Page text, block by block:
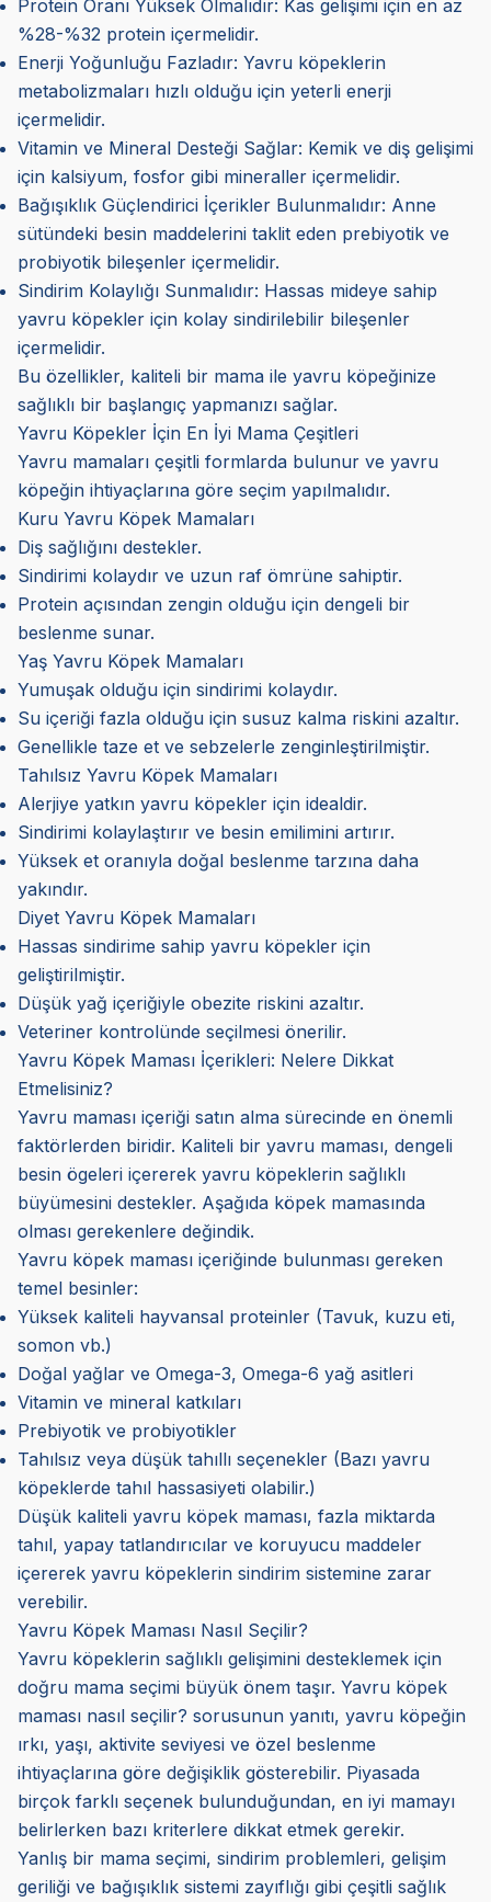
Protein Oranı Yüksek Olmalıdır: Kas gelişimi için en az
%28-%32 protein içermelidir.
Enerji Yoğunluğu Fazladır: Yavru köpeklerin
metabolizmaları hızlı olduğu için yeterli enerji
içermelidir.
Vitamin ve Mineral Desteği Sağlar: Kemik ve diş gelişimi
için kalsiyum, fosfor gibi mineraller içermelidir.
Bağışıklık Güçlendirici İçerikler Bulunmalıdır: Anne
sütündeki besin maddelerini taklit eden prebiyotik ve
probiyotik bileşenler içermelidir.
Sindirim Kolaylığı Sunmalıdır: Hassas mideye sahip
yavru köpekler için kolay sindirilebilir bileşenler
içermelidir.
Bu özellikler, kaliteli bir mama ile yavru köpeğinize
sağlıklı bir başlangıç yapmanızı sağlar.
Yavru Köpekler İçin En İyi Mama Çeşitleri
Yavru mamaları çeşitli formlarda bulunur ve yavru
köpeğin ihtiyaçlarına göre seçim yapılmalıdır.
Kuru Yavru Köpek Mamaları
Diş sağlığını destekler.
Sindirimi kolaydır ve uzun raf ömrüne sahiptir.
Protein açısından zengin olduğu için dengeli bir
beslenme sunar.
Yaş Yavru Köpek Mamaları
Yumuşak olduğu için sindirimi kolaydır.
Su içeriği fazla olduğu için susuz kalma riskini azaltır.
Genellikle taze et ve sebzelerle zenginleştirilmiştir.
Tahılsız Yavru Köpek Mamaları
Alerjiye yatkın yavru köpekler için idealdir.
Sindirimi kolaylaştırır ve besin emilimini artırır.
Yüksek et oranıyla doğal beslenme tarzına daha
yakındır.
Diyet Yavru Köpek Mamaları
Hassas sindirime sahip yavru köpekler için
geliştirilmiştir.
Düşük yağ içeriğiyle obezite riskini azaltır.
Veteriner kontrolünde seçilmesi önerilir.
Yavru Köpek Maması İçerikleri: Nelere Dikkat
Etmelisiniz?
Yavru maması içeriği satın alma sürecinde en önemli
faktörlerden biridir. Kaliteli bir yavru maması, dengeli
besin ögeleri içererek yavru köpeklerin sağlıklı
büyümesini destekler. Aşağıda köpek mamasında
olması gerekenlere değindik.
Yavru köpek maması içeriğinde bulunması gereken
temel besinler:
Yüksek kaliteli hayvansal proteinler (Tavuk, kuzu eti,
somon vb.)
Doğal yağlar ve Omega-3, Omega-6 yağ asitleri
Vitamin ve mineral katkıları
Prebiyotik ve probiyotikler
Tahılsız veya düşük tahıllı seçenekler (Bazı yavru
köpeklerde tahıl hassasiyeti olabilir.)
Düşük kaliteli yavru köpek maması, fazla miktarda
tahıl, yapay tatlandırıcılar ve koruyucu maddeler
içererek yavru köpeklerin sindirim sistemine zarar
verebilir.
Yavru Köpek Maması Nasıl Seçilir?
Yavru köpeklerin sağlıklı gelişimini desteklemek için
doğru mama seçimi büyük önem taşır. Yavru köpek
maması nasıl seçilir? sorusunun yanıtı, yavru köpeğin
ırkı, yaşı, aktivite seviyesi ve özel beslenme
ihtiyaçlarına göre değişiklik gösterebilir. Piyasada
birçok farklı seçenek bulunduğundan, en iyi mamayı
belirlerken bazı kriterlere dikkat etmek gerekir.
Yanlış bir mama seçimi, sindirim problemleri, gelişim
geriliği ve bağışıklık sistemi zayıflığı gibi çeşitli sağlık